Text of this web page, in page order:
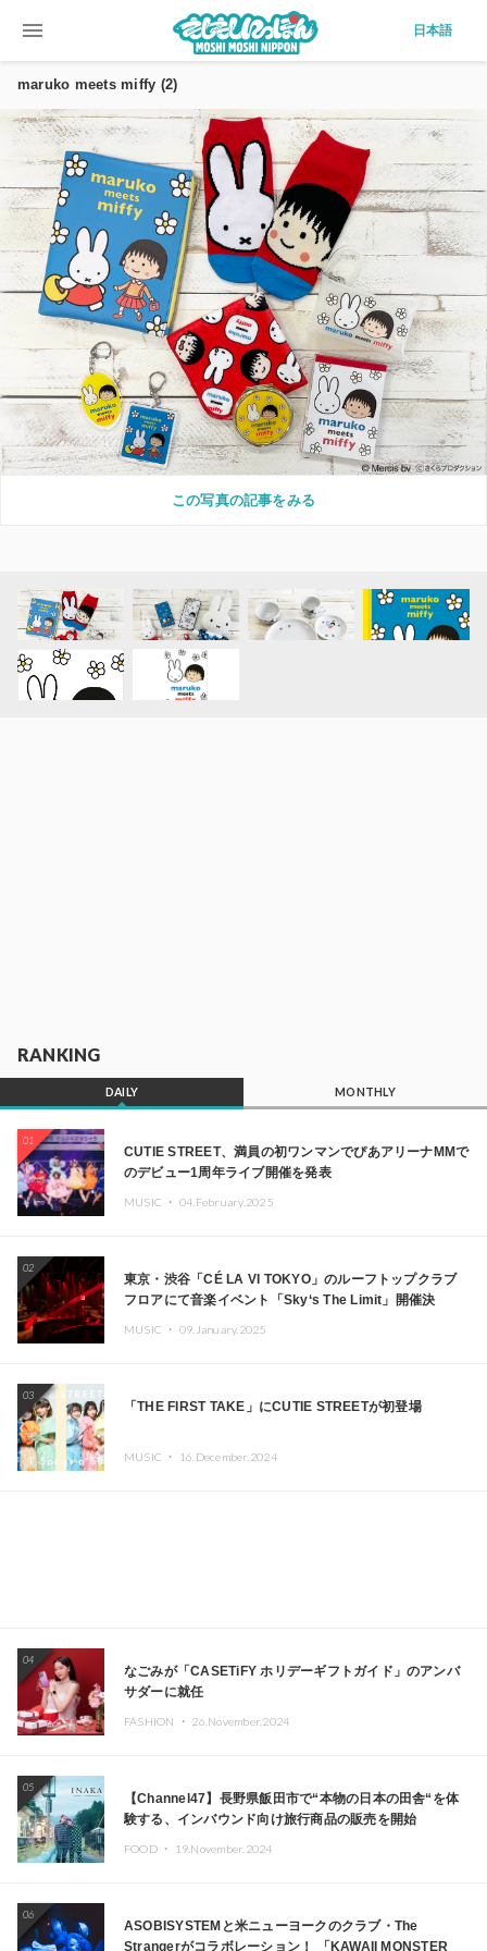
menu 日本語
maruko meets miffy (2)
この写真の記事をみる
RANKING
DAILY MONTHLY
01
CUTIE STREET、満員の初ワンマンでぴあアリーナMMで
のデビュー1周年ライブ開催を発表
MUSIC ・ 04.February.2025
02
東京・渋谷「CÉ LA VI TOKYO」のルーフトップクラブ
フロアにて音楽イベント「Sky‘s The Limit」開催決
Kza（FORCE OF NATURE）ら日本を代表するDJ・クリ
MUSIC ・ 09.January.2025
03
「THE FIRST TAKE」にCUTIE STREETが初登場
MUSIC ・ 16.December.2024
04
なごみが「CASETiFY ホリデーギフトガイド」のアンバ
サダーに就任
FASHION ・ 26.November.2024
05
【Channel47】長野県飯田市で“本物の日本の田舎“を体
験する、インバウンド向け旅行商品の販売を開始
FOOD ・ 19.November.2024
06
ASOBISYSTEMと米ニューヨークのクラブ・The
Strangerがコラボレーション！ 「KAWAII MONSTER